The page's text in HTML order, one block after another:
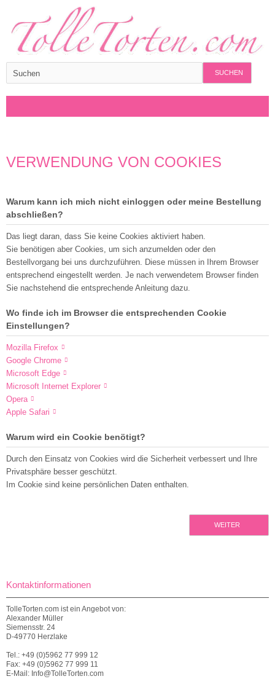
SUCHEN
VERWENDUNG VON COOKIES
Warum kann ich mich nicht einloggen oder meine Bestellung
abschließen?
Das liegt daran, dass Sie keine Cookies aktiviert haben.
Sie benötigen aber Cookies, um sich anzumelden oder den
Bestellvorgang bei uns durchzuführen. Diese müssen in Ihrem Browser
entsprechend eingestellt werden. Je nach verwendetem Browser finden
Sie nachstehend die entsprechende Anleitung dazu.
Wo finde ich im Browser die entsprechenden Cookie
Einstellungen?
Mozilla Firefox
Google Chrome
Microsoft Edge
Microsoft Internet Explorer
Opera
Apple Safari
Warum wird ein Cookie benötigt?
Durch den Einsatz von Cookies wird die Sicherheit verbessert und Ihre
Privatsphäre besser geschützt.
Im Cookie sind keine persönlichen Daten enthalten.
WEITER
Kontaktinformationen
TolleTorten.com ist ein Angebot von:
Alexander Müller
Siemensstr. 24
D-49770 Herzlake
Tel.: +49 (0)5962 77 999 12
Fax: +49 (0)5962 77 999 11
E-Mail: Info@TolleTorten.com